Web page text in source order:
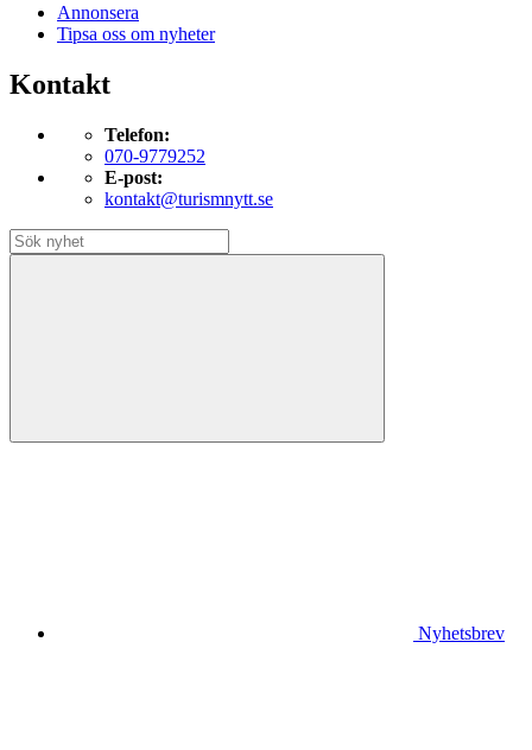
Annonsera
Tipsa oss om nyheter
Kontakt
Telefon:
070-9779252
E-post:
kontakt@turismnytt.se
Nyhetsbrev